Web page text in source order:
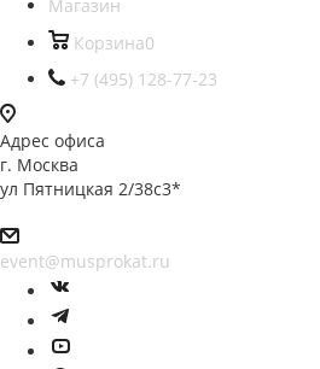
Магазин
Корзина0
+7 (495) 128-77-23
Адрес офиса
г. Москва
ул Пятницкая 2/38с3*
event@musprokat.ru